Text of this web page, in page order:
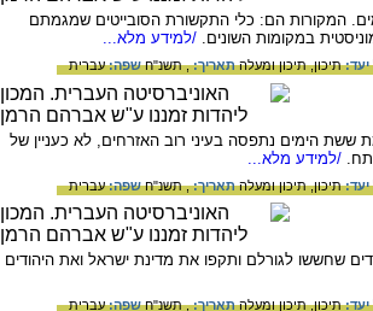
המקורות הם: כלי התקשורת הסובייטים שמגמתם
במקומות השונים. /למידע מלא...
יעד:תיכון,תיכון ומעלהתאריך:, תשנ"חשפה:עברית
הימים נתפסה בעיני רוב האזרחים, לא כעניין של
/למידע מלא...
יעד:תיכון,תיכון ומעלהתאריך:, תשנ"חשפה:עברית
שחששו לגורלם ותקפו את מדינת ישראל ואת היהודים
יעד:תיכון,תיכון ומעלהתאריך:, תשנ"חשפה:עברית